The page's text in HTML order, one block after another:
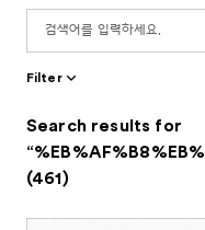
Filter
Search results for
(461)